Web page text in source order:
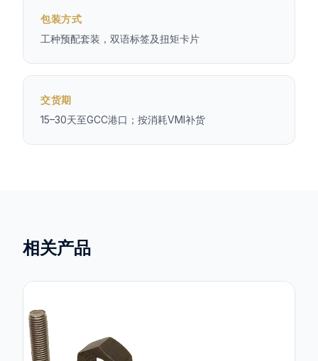
包装方式
工种预配套装，双语标签及扭矩卡片
交货期
15–30天至GCC港口；按消耗VMI补货
相关产品